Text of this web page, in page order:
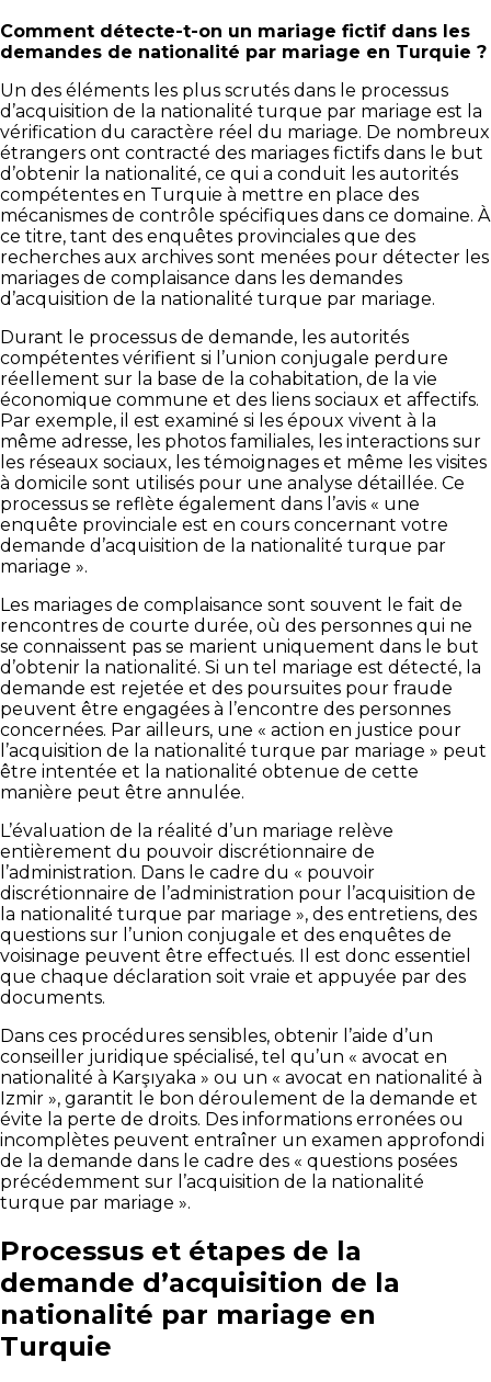
Comment détecte-t-on un mariage fictif dans les
demandes de nationalité par mariage en Turquie ?
Un des éléments les plus scrutés dans le processus
d’acquisition de la nationalité turque par mariage est la
vérification du caractère réel du mariage. De nombreux
étrangers ont contracté des mariages fictifs dans le but
d’obtenir la nationalité, ce qui a conduit les autorités
compétentes en Turquie à mettre en place des
mécanismes de contrôle spécifiques dans ce domaine. À
ce titre, tant des enquêtes provinciales que des
recherches aux archives sont menées pour détecter les
mariages de complaisance dans les demandes
d’acquisition de la nationalité turque par mariage.
Durant le processus de demande, les autorités
compétentes vérifient si l’union conjugale perdure
réellement sur la base de la cohabitation, de la vie
économique commune et des liens sociaux et affectifs.
Par exemple, il est examiné si les époux vivent à la
même adresse, les photos familiales, les interactions sur
les réseaux sociaux, les témoignages et même les visites
à domicile sont utilisés pour une analyse détaillée. Ce
processus se reflète également dans l’avis « une
enquête provinciale est en cours concernant votre
demande d’acquisition de la nationalité turque par
mariage ».
Les mariages de complaisance sont souvent le fait de
rencontres de courte durée, où des personnes qui ne
se connaissent pas se marient uniquement dans le but
d’obtenir la nationalité. Si un tel mariage est détecté, la
demande est rejetée et des poursuites pour fraude
peuvent être engagées à l’encontre des personnes
concernées. Par ailleurs, une « action en justice pour
l’acquisition de la nationalité turque par mariage » peut
être intentée et la nationalité obtenue de cette
manière peut être annulée.
L’évaluation de la réalité d’un mariage relève
entièrement du pouvoir discrétionnaire de
l’administration. Dans le cadre du « pouvoir
discrétionnaire de l’administration pour l’acquisition de
la nationalité turque par mariage », des entretiens, des
questions sur l’union conjugale et des enquêtes de
voisinage peuvent être effectués. Il est donc essentiel
que chaque déclaration soit vraie et appuyée par des
documents.
Dans ces procédures sensibles, obtenir l’aide d’un
conseiller juridique spécialisé, tel qu’un « avocat en
nationalité à Karşıyaka » ou un « avocat en nationalité à
Izmir », garantit le bon déroulement de la demande et
évite la perte de droits. Des informations erronées ou
incomplètes peuvent entraîner un examen approfondi
de la demande dans le cadre des « questions posées
précédemment sur l’acquisition de la nationalité
turque par mariage ».
Processus et étapes de la
demande d’acquisition de la
nationalité par mariage en
Turquie